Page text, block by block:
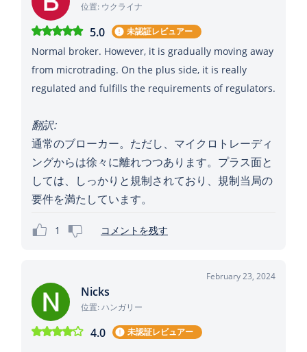
位置: ウクライナ
5.0 未認証レビュアー
Normal broker. However, it is gradually moving away
from microtrading. On the plus side, it is really
regulated and fulfills the requirements of regulators.
翻訳:
通常のブローカー。ただし、マイクロトレーディ
ングからは徐々に離れつつあります。プラス面と
しては、しっかりと規制されており、規制当局の
要件を満たしています。
1 コメントを残す
February 23, 2024
Nicks
位置: ハンガリー
4.0 未認証レビュアー